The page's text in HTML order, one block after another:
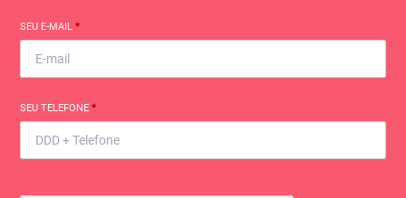
SEU E-MAIL*
SEU TELEFONE*